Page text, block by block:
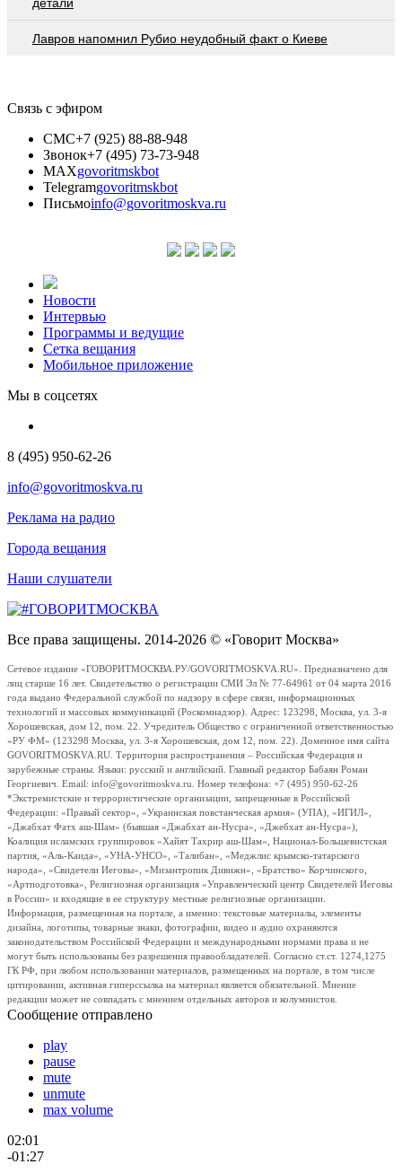
Лавров напомнил Рубио неудобный факт о Киеве
Связь с эфиром
СМС+7 (925) 88-88-948
Звонок+7 (495) 73-73-948
MAXgovoritmskbot
Telegramgovoritmskbot
Письмоinfo@govoritmoskva.ru
Новости
Интервью
Программы и ведущие
Сетка вещания
Мобильное приложение
Мы в соцсетях
8 (495) 950-62-26
info@govoritmoskva.ru
Реклама на радио
Города вещания
Наши слушатели
Все права защищены. 2014-2026 © «Говорит Москва»
Сетевое издание «ГОВОРИТМОСКВА.РУ/GOVORITMOSKVA.RU». Предназначено для
лиц старше 16 лет. Свидетельство о регистрации СМИ Эл № 77-64961 от 04 марта 2016
года выдано Федеральной службой по надзору в сфере связи, информационных
технологий и массовых коммуникаций (Роскомнадзор). Адрес: 123298, Москва, ул. 3-я
Хорошевская, дом 12, пом. 22. Учредитель Общество с ограниченной ответственностью
«РУ ФМ» (123298 Москва, ул. 3-я Хорошевская, дом 12, пом. 22). Доменное имя сайта
GOVORITMOSKVA.RU. Территория распространения – Российская Федерация и
зарубежные страны. Языки: русский и английский. Главный редактор Бабаян Роман
Георгиевич. Email: info@govoritmoskva.ru. Номер телефона: +7 (495) 950-62-26
*Экстремистские и террористические организации, запрещенные в Российской
Федерации: «Правый сектор», «Украинская повстанческая армия» (УПА), «ИГИЛ»,
«Джабхат Фатх аш-Шам» (бывшая «Джабхат ан-Нусра», «Джебхат ан-Нусра»),
Коалиция исламских группировок «Хайят Тахрир аш-Шам», Национал-Большевистская
партия, «Аль-Каида», «УНА-УНСО», «Талибан», «Меджлис крымско-татарского
народа», «Свидетели Иеговы», «Мизантропик Дивижн», «Братство» Корчинского,
«Артподготовка», Религиозная организация «Управленческий центр Свидетелей Иеговы
в России» и входящие в ее структуру местные религиозные организации.
Информация, размещенная на портале, а именно: текстовые материалы, элементы
дизайна, логотипы, товарные знаки, фотографии, видео и аудио охраняются
законодательством Российской Федерации и международными нормами права и не
могут быть использованы без разрешения правообладателей. Согласно ст.ст. 1274,1275
ГК РФ, при любом использовании материалов, размещенных на портале, в том числе
цитировании, активная гиперссылка на материал является обязательной. Мнение
редакции может не совпадать с мнением отдельных авторов и колумнистов.
Сообщение отправлено
play
pause
mute
unmute
max volume
02:01
-01:27